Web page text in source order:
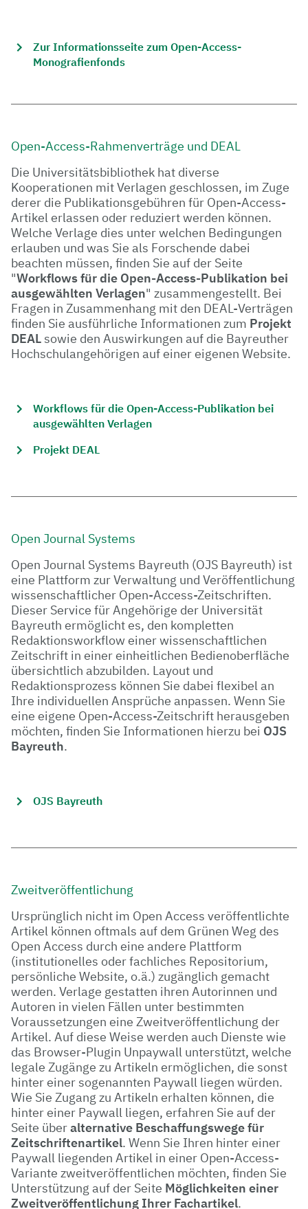
Zur Informationsseite zum Open-Access-
Monografienfonds
Open-Access-Rahmenverträge und DEAL
Die Universitätsbibliothek hat diverse
Kooperationen mit Verlagen geschlossen, im Zuge
derer die Publikationsgebühren für Open-Access-
Artikel erlassen oder reduziert werden können.
Welche Verlage dies unter welchen Bedingungen
erlauben und was Sie als Forschende dabei
beachten müssen, finden Sie auf der Seite
"Workflows für die Open-Access-Publikation bei
ausgewählten Verlagen" zusammengestellt. Bei
Fragen in Zusammenhang mit den DEAL-Verträgen
finden Sie ausführliche Informationen zum Projekt
DEAL sowie den Auswirkungen auf die Bayreuther
Hochschulangehörigen auf einer eigenen Website.
Workflows für die Open-Access-Publikation bei
ausgewählten Verlagen
Projekt DEAL
Open Journal Systems
Open Journal Systems Bayreuth (OJS Bayreuth) ist
eine Plattform zur Verwaltung und Veröffentlichung
wissenschaftlicher Open-Access-Zeitschriften.
Dieser Service für Angehörige der Universität
Bayreuth ermöglicht es, den kompletten
Redaktionsworkflow einer wissenschaftlichen
Zeitschrift in einer einheitlichen Bedienoberfläche
übersichtlich abzubilden. Layout und
Redaktionsprozess können Sie dabei flexibel an
Ihre individuellen Ansprüche anpassen. Wenn Sie
eine eigene Open-Access-Zeitschrift herausgeben
möchten, finden Sie Informationen hierzu bei OJS
Bayreuth.
OJS Bayreuth
Zweitveröffentlichung
Ursprünglich nicht im Open Access veröffentlichte
Artikel können oftmals auf dem Grünen Weg des
Open Access durch eine andere Plattform
(institutionelles oder fachliches Repositorium,
persönliche Website, o.ä.) zugänglich gemacht
werden. Verlage gestatten ihren Autorinnen und
Autoren in vielen Fällen unter bestimmten
Voraussetzungen eine Zweitveröffentlichung der
Artikel. Auf diese Weise werden auch Dienste wie
das Browser-Plugin Unpaywall unterstützt, welche
legale Zugänge zu Artikeln ermöglichen, die sonst
hinter einer sogenannten Paywall liegen würden.
Wie Sie Zugang zu Artikeln erhalten können, die
hinter einer Paywall liegen, erfahren Sie auf der
Seite überalternative Beschaffungswege für
Zeitschriftenartikel. Wenn Sie Ihren hinter einer
Paywall liegenden Artikel in einer Open-Access-
Variante zweitveröffentlichen möchten, finden Sie
Unterstützung auf der Seite Möglichkeiten einer
Zweitveröffentlichung Ihrer Fachartikel.